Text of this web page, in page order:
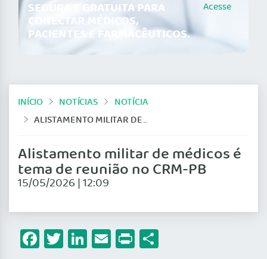
SEGURA E GRATUITA PARA
CONECTAR MÉDICOS,
PACIENTES E FARMACÊUTICOS.
Acesse
INÍCIO NOTÍCIAS
NOTÍCIA
ALISTAMENTO MILITAR DE MÉDICOS É TEMA DE REUNIÃO NO CRM-PB
Alistamento militar de médicos é
tema de reunião no CRM-PB
15/05/2026 | 12:09
Facebook
Twitter
LinkedIn
Email
Print